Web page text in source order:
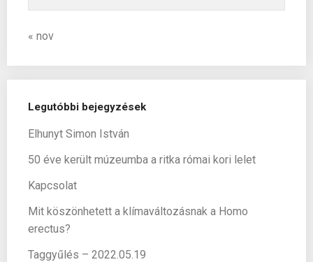
« nov
Legutóbbi bejegyzések
Elhunyt Simon István
50 éve került múzeumba a ritka római kori lelet
Kapcsolat
Mit köszönhetett a klímaváltozásnak a Homo
erectus?
Taggyűlés – 2022.05.19